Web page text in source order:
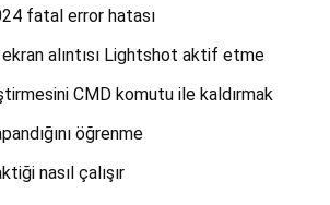
fatal error hatası
alıntısı Lightshot aktif etme
CMD komutu ile kaldırmak
öğrenme
nasıl çalışır